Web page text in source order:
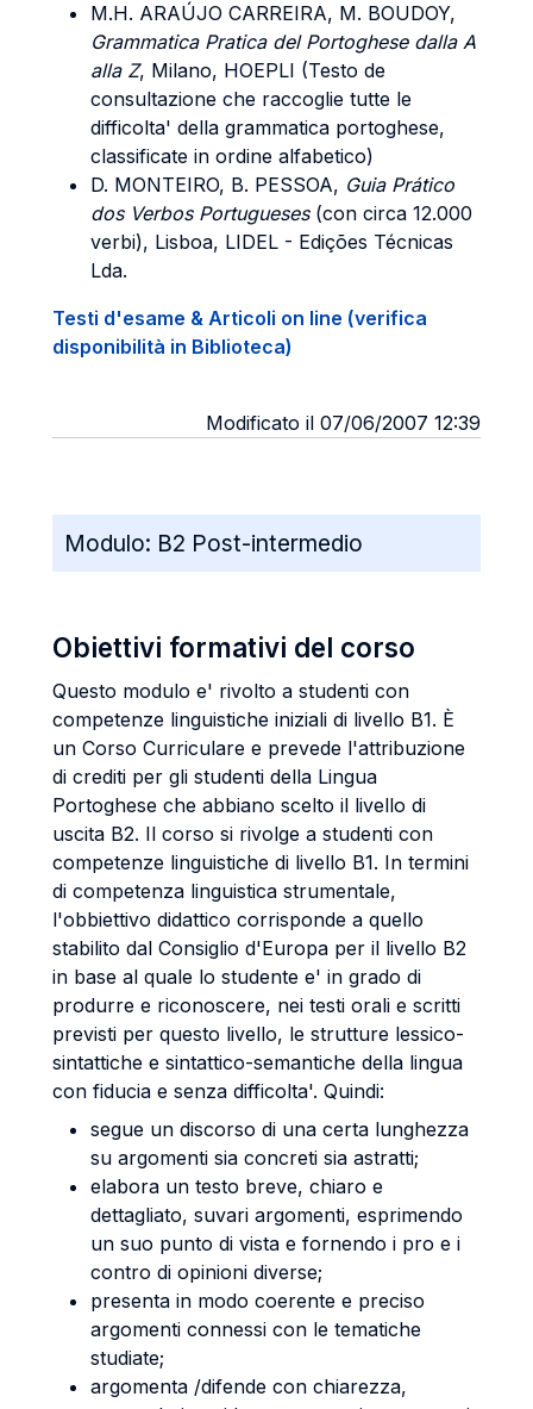
M.H. ARAÚJO CARREIRA, M. BOUDOY,
Grammatica Pratica del Portoghese dalla A
alla Z, Milano, HOEPLI (Testo de
consultazione che raccoglie tutte le
difficolta' della grammatica portoghese,
classificate in ordine alfabetico)
D. MONTEIRO, B. PESSOA, Guia Prático
dos Verbos Portugueses(con circa 12.000
verbi), Lisboa, LIDEL - Edições Técnicas
Lda.
Testi d'esame & Articoli on line (verifica
disponibilità in Biblioteca)
Modificato il 07/06/2007 12:39
Modulo: B2 Post-intermedio
Obiettivi formativi del corso
Questo modulo e' rivolto a studenti con
competenze linguistiche iniziali di livello B1. È
un Corso Curriculare e prevede l'attribuzione
di crediti per gli studenti della Lingua
Portoghese che abbiano scelto il livello di
uscita B2. Il corso si rivolge a studenti con
competenze linguistiche di livello B1. In termini
di competenza linguistica strumentale,
l'obbiettivo didattico corrisponde a quello
stabilito dal Consiglio d'Europa per il livello B2
in base al quale lo studente e' in grado di
produrre e riconoscere, nei testi orali e scritti
previsti per questo livello, le strutture lessico-
sintattiche e sintattico-semantiche della lingua
con fiducia e senza difficolta'. Quindi:
segue un discorso di una certa lunghezza
su argomenti sia concreti sia astratti;
elabora un testo breve, chiaro e
dettagliato, suvari argomenti, esprimendo
un suo punto di vista e fornendo i pro e i
contro di opinioni diverse;
presenta in modo coerente e preciso
argomenti connessi con le tematiche
studiate;
argomenta /difende con chiarezza,